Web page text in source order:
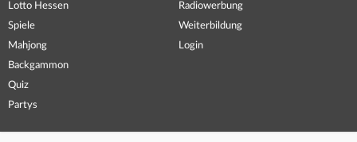
Lotto Hessen
Spiele
Mahjong
Backgammon
Quiz
Partys
Radiowerbung
Weiterbildung
Login